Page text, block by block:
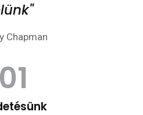
Chapman
01